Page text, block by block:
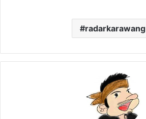
radarkarawang